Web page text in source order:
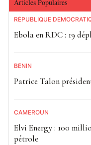
Articles Populaires
RÉPUBLIQUE
Ebola en RDC : 19
BÉNIN
Patrice Talon
CAMEROUN
Elvi Energy : 100
pétrole